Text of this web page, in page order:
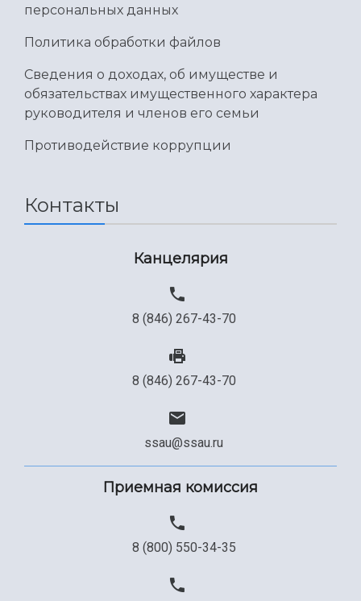
Международный межвузовский кампус
Сведения об образовательной организации
Официальные документы
персональных данных
Политика обработки файлов
Сведения о доходах, об имуществе и
обязательствах имущественного характера
руководителя и членов его семьи
Противодействие коррупции
Контакты
Канцелярия
8 (846) 267-43-70
8 (846) 267-43-70
ssau@ssau.ru
Приемная комиссия
8 (800) 550-34-35